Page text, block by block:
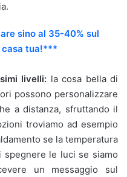
sino al 35-40% sul
casa tua!***
livelli: la cosa bella di
possono personalizzare
a distanza, sfruttando il
troviamo ad esempio
se la temperatura
spegnere le luci se siamo
un messaggio sul